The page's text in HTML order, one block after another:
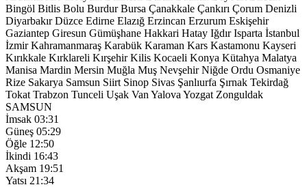
Bingöl Bitlis Bolu Burdur Bursa Çanakkale Çankırı Çorum Denizli
Diyarbakır Düzce Edirne Elazığ Erzincan Erzurum Eskişehir
Gaziantep Giresun Gümüşhane Hakkari Hatay Iğdır Isparta İstanbul
İzmir Kahramanmaraş Karabük Karaman Kars Kastamonu Kayseri
Kırıkkale Kırklareli Kırşehir Kilis Kocaeli Konya Kütahya Malatya
Manisa Mardin Mersin Muğla Muş Nevşehir Niğde Ordu Osmaniye
Rize Sakarya Samsun Siirt Sinop Sivas Şanlıurfa Şırnak Tekirdağ
Tokat Trabzon Tunceli Uşak Van Yalova Yozgat Zonguldak
SAMSUN
İmsak 03:31
Güneş 05:29
Öğle 12:50
İkindi 16:43
Akşam 19:51
Yatsı 21:34